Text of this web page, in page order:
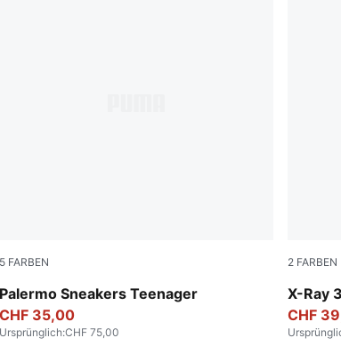
5 FARBEN
Palermo Sneakers Teenager
PUMA White-Cool Light Gray-Sugared Almond
CHF 35,00
Ursprünglich:CHF 75,00
2 FARBEN
X-Ray
Glacial
CHF